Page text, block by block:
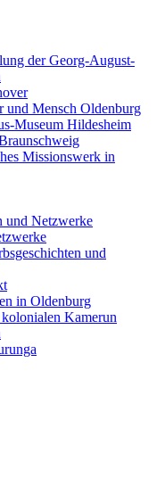
der Georg-August-
und Mensch Oldenburg
Museum Hildesheim
Missionswerk in
und Netzwerke
und
in Oldenburg
Kamerun